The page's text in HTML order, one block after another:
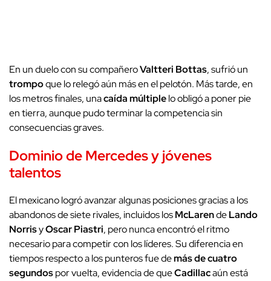
En un duelo con su compañeroValtteri Bottas, sufrió un
trompoque lo relegó aún más en el pelotón. Más tarde, en
los metros finales, unacaída múltiplelo obligó a poner pie
en tierra, aunque pudo terminar la competencia sin
consecuencias graves.
Dominio de Mercedes y jóvenes
talentos
El mexicano logró avanzar algunas posiciones gracias a los
abandonos de siete rivales, incluidos losMcLarendeLando
NorrisyOscar Piastri, pero nunca encontró el ritmo
necesario para competir con los líderes. Su diferencia en
tiempos respecto a los punteros fue demás de cuatro
segundospor vuelta, evidencia de queCadillacaún está